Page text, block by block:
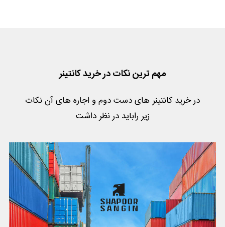
مهم ترین نکات در خرید کانتینر
در خرید کانتینر های دست دوم و اجاره های آن نکات
زیر راباید در نظر داشت